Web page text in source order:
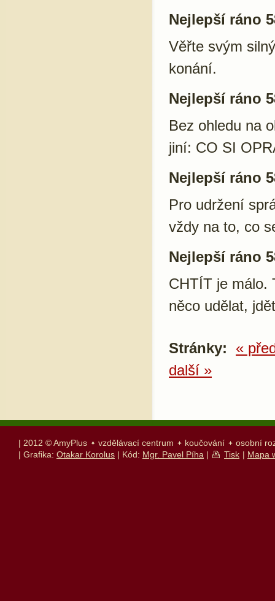
Nejlepší ráno
Věřte svým
konání.
Nejlepší ráno
Bez ohledu na
jiní: CO SI
Nejlepší ráno
Pro udržení
vždy na to, co
Nejlepší ráno
CHTÍT je málo.
něco udělat,
Stránky: «
další »
| 2012 © AmyPlus vzdělávací centrum koučování
osobní
| Grafika: Otakar Korolus | Kód: Mgr. Pavel Píha | Tisk | Mapa